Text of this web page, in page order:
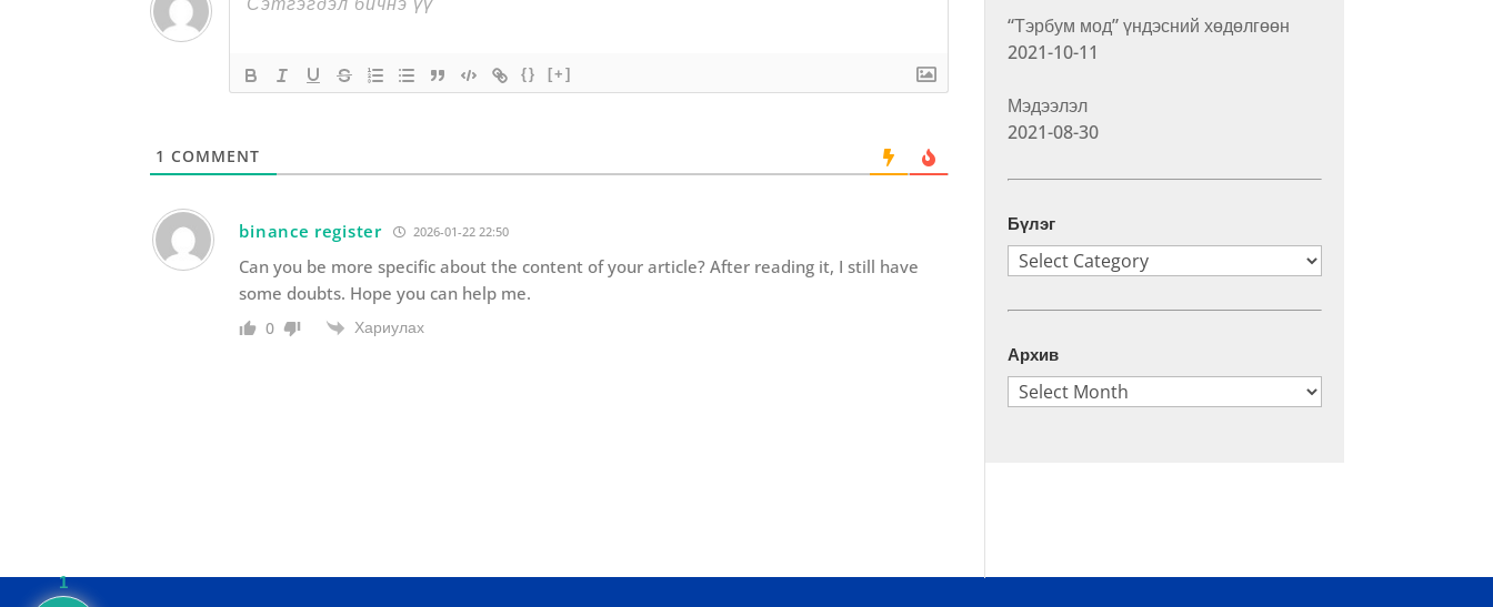
{} [+]
1 COMMENT
binance register 2026-01-22 22:50
Can you be more specific about the content of your article? After reading it, I still have
some doubts. Hope you can help me.
0 Хариулах
“Тэрбум мод” үндэсний хөдөлгөөн
2021-10-11
Мэдээлэл
2021-08-30
Бүлэг
Бүлэг
Архив
Архив
1